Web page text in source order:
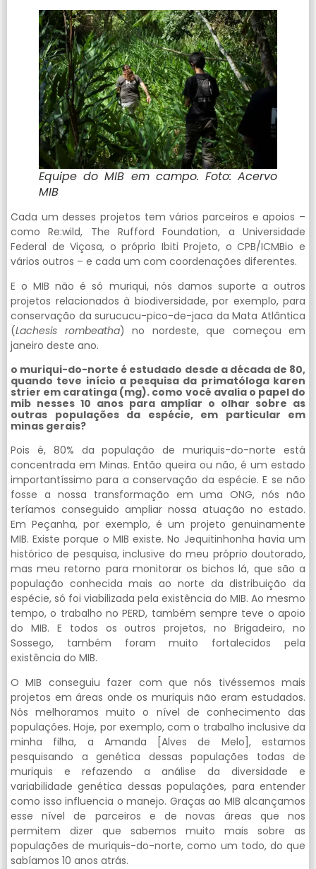
Equipe do MIB em campo. Foto: Acervo
MIB
Cada um desses projetos tem vários parceiros e apoios –
como Re:wild, The Rufford Foundation, a Universidade
Federal de Viçosa, o próprio Ibiti Projeto, o CPB/ICMBio e
vários outros – e cada um com coordenações diferentes.
E o MIB não é só muriqui, nós damos suporte a outros
projetos relacionados à biodiversidade, por exemplo, para
conservação da surucucu-pico-de-jaca da Mata Atlântica
(Lachesis rombeatha) no nordeste, que começou em
janeiro deste ano.
o muriqui-do-norte é estudado desde a década de 80,
quando teve início a pesquisa da primatóloga karen
strier em caratinga (mg). como você avalia o papel do
mib nesses 10 anos para ampliar o olhar sobre as
outras populações da espécie, em particular em
minas gerais?
Pois é, 80% da população de muriquis-do-norte está
concentrada em Minas. Então queira ou não, é um estado
importantíssimo para a conservação da espécie. E se não
fosse a nossa transformação em uma ONG, nós não
teríamos conseguido ampliar nossa atuação no estado.
Em Peçanha, por exemplo, é um projeto genuinamente
MIB. Existe porque o MIB existe. No Jequitinhonha havia um
histórico de pesquisa, inclusive do meu próprio doutorado,
mas meu retorno para monitorar os bichos lá, que são a
população conhecida mais ao norte da distribuição da
espécie, só foi viabilizada pela existência do MIB. Ao mesmo
tempo, o trabalho no PERD, também sempre teve o apoio
do MIB. E todos os outros projetos, no Brigadeiro, no
Sossego, também foram muito fortalecidos pela
existência do MIB.
O MIB conseguiu fazer com que nós tivéssemos mais
projetos em áreas onde os muriquis não eram estudados.
Nós melhoramos muito o nível de conhecimento das
populações. Hoje, por exemplo, com o trabalho inclusive da
minha filha, a Amanda [Alves de Melo], estamos
pesquisando a genética dessas populações todas de
muriquis e refazendo a análise da diversidade e
variabilidade genética dessas populações, para entender
como isso influencia o manejo. Graças ao MIB alcançamos
esse nível de parceiros e de novas áreas que nos
permitem dizer que sabemos muito mais sobre as
populações de muriquis-do-norte, como um todo, do que
sabíamos 10 anos atrás.